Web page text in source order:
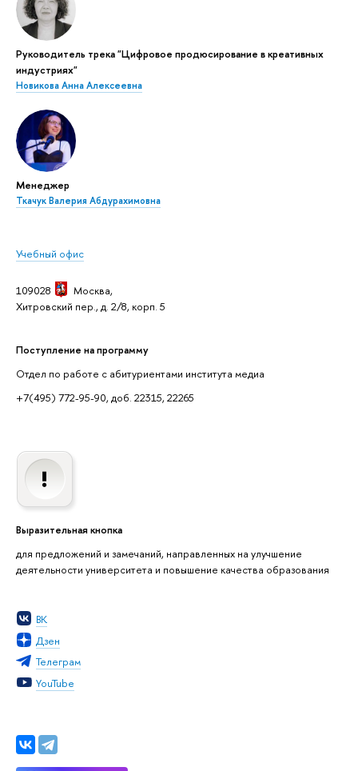
Руководитель трека "Цифровое продюсирование в креативных
индустриях"
Новикова Анна Алексеевна
Менеджер
Ткачук Валерия Абдурахимовна
Учебный офис
109028
Москва,
Хитровский пер., д. 2/8, корп. 5
Поступление на программу
Отдел по работе с абитуриентами института медиа
+7(495) 772-95-90, доб. 22315, 22265
Выразительная кнопка
для предложений и замечаний, направленных на улучшение
деятельности университета и повышение качества образования
ВК
Дзен
Телеграм
YouTube